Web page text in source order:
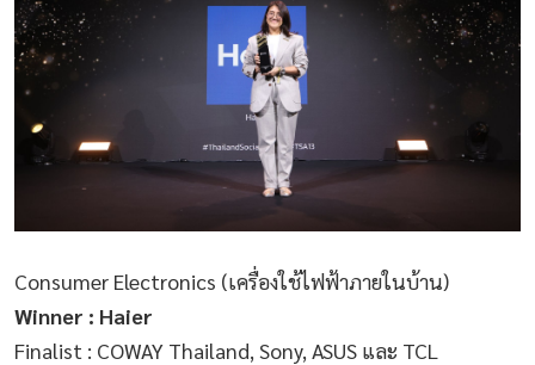
Consumer Electronics (เครื่องใช้ไฟฟ้าภายในบ้าน)
Winner : Haier
Finalist : COWAY Thailand, Sony, ASUS และ TCL